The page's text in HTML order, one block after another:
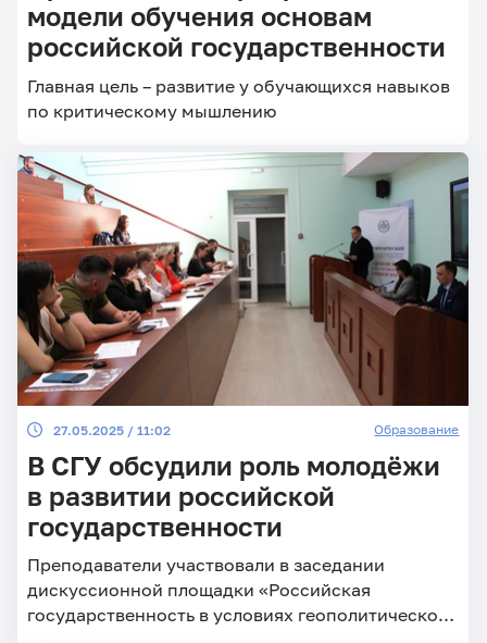
Главные
модели обучения основам
российской государственности
Главная цель – развитие у обучающихся навыков
по критическому мышлению
27.05.2025 / 11:02 Образование
В СГУ обсудили роль молодёжи
в развитии российской
государственности
Преподаватели участвовали в заседании
дискуссионной площадки «Российская
государственность в условиях геополитической